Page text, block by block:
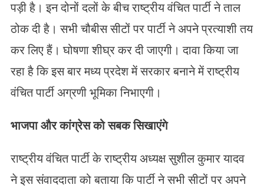
पड़ी है। इन दोनों दलों के बीच राष्ट्रीय वंचित पार्टी ने ताल
ठोक दी है। सभी चौबीस सीटों पर पार्टी ने अपने प्रत्याशी तय
कर लिए हैं। घोषणा शीघ्र कर दी जाएगी। दावा किया जा
रहा है कि इस बार मध्य प्रदेश में सरकार बनाने में राष्ट्रीय
वंचित पार्टी अग्रणी भूमिका निभाएगी।
भाजपा और कांग्रेस को सबक सिखाएंगे
राष्ट्रीय वंचित पार्टी के राष्ट्रीय अध्यक्ष सुशील कुमार यादव
ने इस संवाददाता को बताया कि पार्टी ने सभी सीटों पर अपने